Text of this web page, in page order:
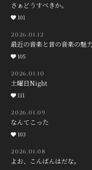
さぁどうすべきか。
101
2026.01.12
最近の音楽と昔の音楽の魅
105
2026.01.10
土曜日Night
111
2026.01.09
なんてこった
103
2026.01.08
よお、こんばんはだな。